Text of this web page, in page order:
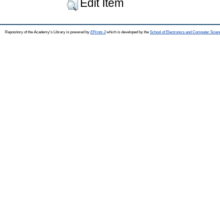
Edit Item
Repository of the Academy's Library is powered by EPrints 3which is developed by the School of Electronics and Computer